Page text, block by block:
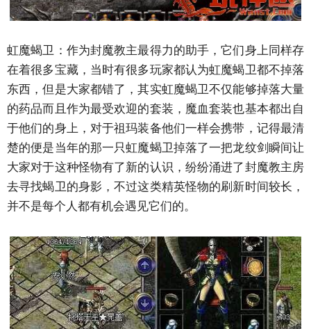
虹魔蝎卫：作为封魔教主最得力的助手，它们身上同样存
在着很多宝藏，当时有很多玩家都认为虹魔蝎卫都不掉落
东西，但是大家都错了，其实虹魔蝎卫不仅能够掉落大量
的药品而且作为最受欢迎的套装，魔血套装也基本都出自
于他们的身上，对于祖玛装备他们一样会携带，记得最清
楚的便是当年的那一只虹魔蝎卫掉落了一把龙纹剑瞬间让
大家对于这种怪物有了新的认识，纷纷涌进了封魔教主房
去寻找蝎卫的身影，不过这类精英怪物的刷新时间较长，
并不是每个人都有机会遇见它们的。